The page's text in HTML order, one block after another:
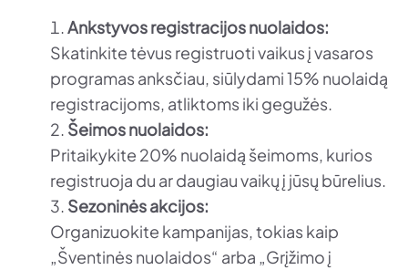
Ankstyvos registracijos nuolaidos:
Skatinkite tėvus registruoti vaikus į vasaros
programas anksčiau, siūlydami 15% nuolaidą
registracijoms, atliktoms iki gegužės.
Šeimos nuolaidos:
Pritaikykite 20% nuolaidą šeimoms, kurios
registruoja du ar daugiau vaikų į jūsų būrelius.
Sezoninės akcijos:
Organizuokite kampanijas, tokias kaip
„Šventinės nuolaidos“ arba „Grįžimo į